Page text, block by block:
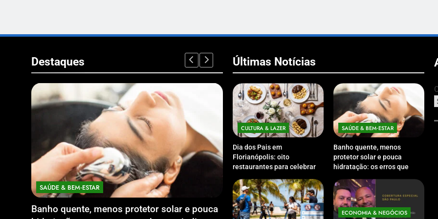
Destaques
SAÚDE & BEM‑ESTAR
Banho quente, menos protetor solar e pouca
ECONOMIA & NEGÓCIOS
Expansão da Micromobilidade Elétrica
Últimas Notícias
CULTURA & LAZER
Dia dos Pais em
Florianópolis: oito
restaurantes para celebrar a
SAÚDE & BEM‑ESTAR
Banho quente, menos
protetor solar e pouca
hidratação: os erros que
couro cabeludo no inverno
ECONOMIA & NEGÓCIOS